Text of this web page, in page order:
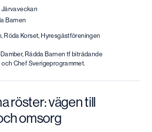
Barnen
Röda Korset, Hyresgästföreningen
Rädda Barnen tf biträdande
Chef Sverigeprogrammet.
röster: vägen till
omsorg